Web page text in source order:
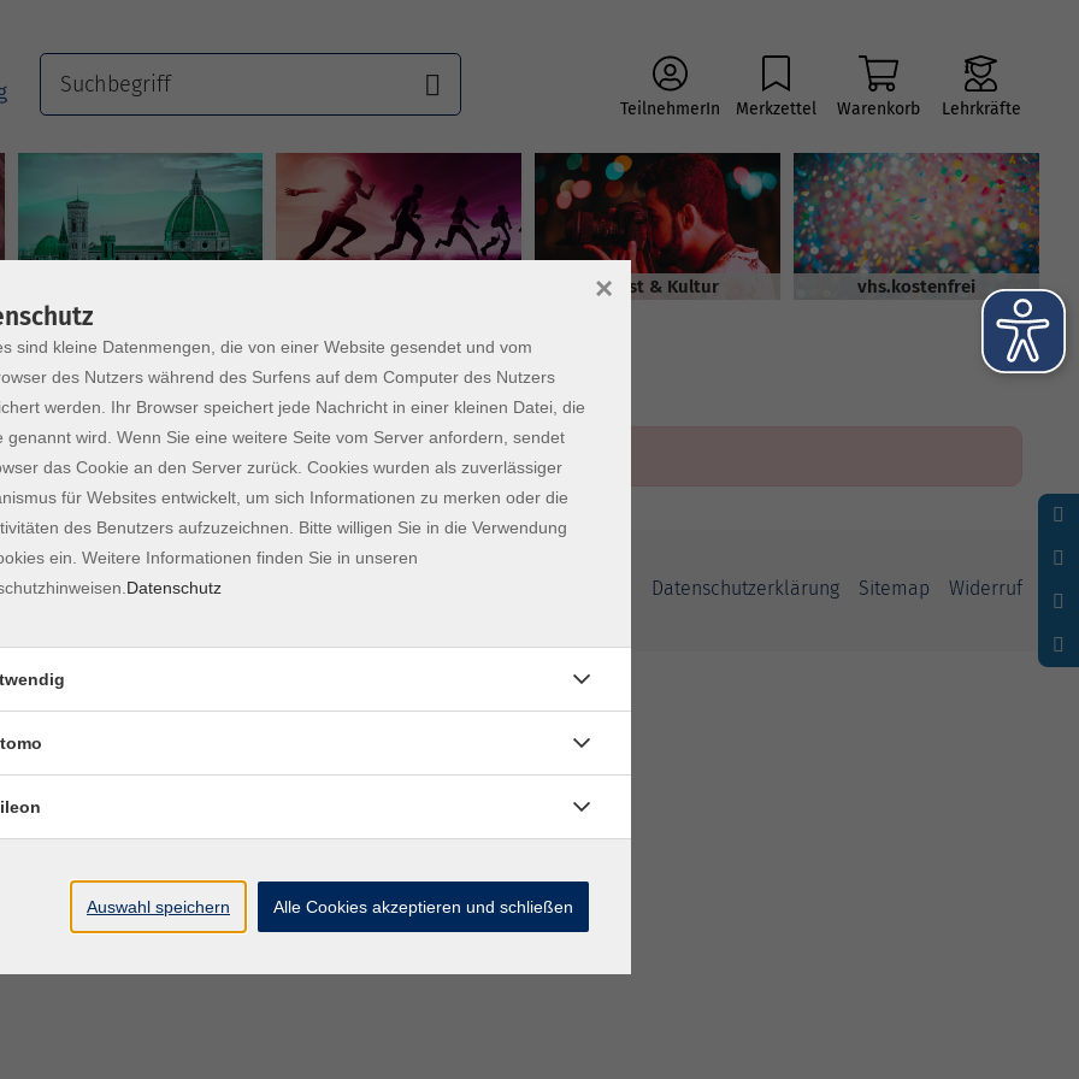
TeilnehmerIn Merkzettel Warenkorb Lehrkräfte
Kunst & Kultur vhs.kostenfrei
Datenschutzerklärung Sitemap Widerruf
sind kleine Datenmengen, die von einer Website gesendet und vom
des Nutzers während des Surfens auf dem Computer des Nutzers
werden. Ihr Browser speichert jede Nachricht in einer kleinen Datei, die
genannt wird. Wenn Sie eine weitere Seite vom Server anfordern, sendet
das Cookie an den Server zurück. Cookies wurden als zuverlässiger
für Websites entwickelt, um sich Informationen zu merken oder die
des Benutzers aufzuzeichnen. Bitte willigen Sie in die Verwendung
ein. Weitere Informationen finden Sie in unseren
Datenschutz
×
Auswahl speichern Alle Cookies akzeptieren und schließen